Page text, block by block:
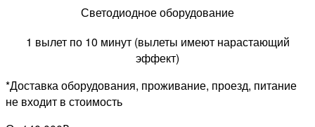
Светодиодное оборудование
1 вылет по 10 минут (вылеты имеют нарастающий
эффект)
*Доставка оборудования, проживание, проезд, питание
не входит в стоимость